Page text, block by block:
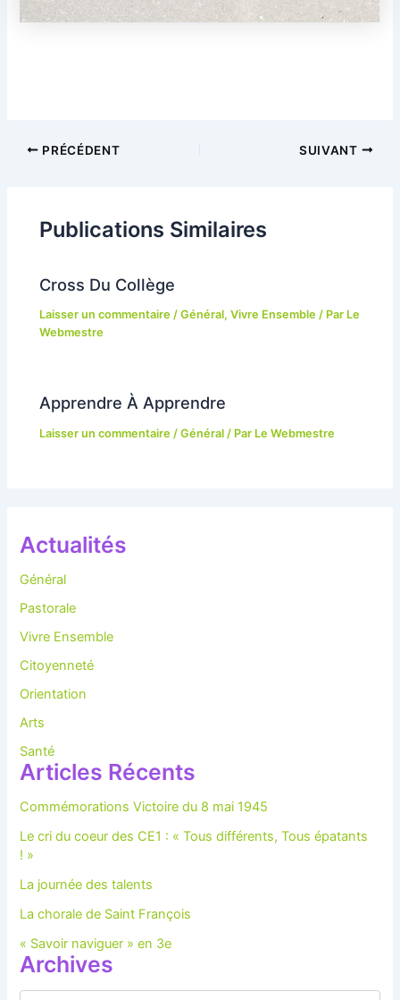
NavigationPRÉCÉDENT SUIVANT
Publications Similaires
Cross Du Collège
Laisser un commentaire /Général,Vivre Ensemble / Par Le
Webmestre
Apprendre À Apprendre
Laisser un commentaire /Général / Par Le Webmestre
Actualités
Général
Pastorale
Vivre Ensemble
Citoyenneté
Orientation
Arts
Santé
Articles Récents
Commémorations Victoire du 8 mai 1945
Le cri du coeur des CE1 : « Tous différents, Tous épatants
! »
La journée des talents
La chorale de Saint François
« Savoir naviguer » en 3e
Archives